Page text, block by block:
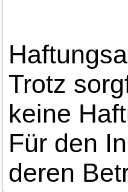
Trotz
keine
Für den
deren